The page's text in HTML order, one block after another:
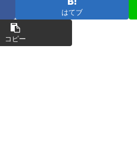
はてブ
コピー